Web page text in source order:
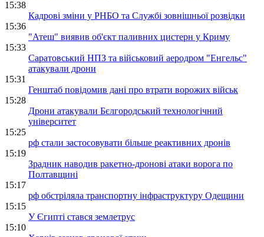
15:38
Кадрові зміни у РНБО та Службі зовнішньої розвідки
15:36
"Атеш" виявив об'єкт паливних цистерн у Криму
15:33
Саратовський НПЗ та військовий аеродром "Енгельс"
атакували дрони
15:31
Генштаб повідомив дані про втрати ворожих військ
15:28
Дрони атакували Бєлгородський технологічний
університет
15:25
рф стали застосовувати більше реактивних дронів
15:19
Зрадник наводив ракетно-дронові атаки ворога по
Полтавщині
15:17
рф обстріляла транспортну інфраструктуру Одещини
15:15
У Єгипті стався землетрус
15:10